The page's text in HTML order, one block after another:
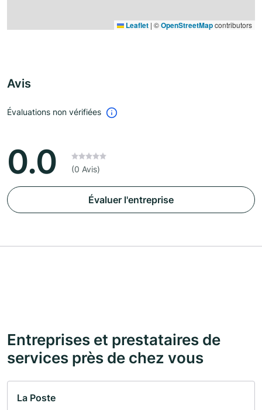
Leaflet | ©OpenStreetMapcontributors
Avis
Évaluations non vérifiées
0.0 (0 Avis)
Évaluer l'entreprise
Entreprises et prestataires de
services près de chez vous
La Poste